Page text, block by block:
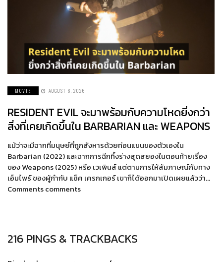
MOVIE AUGUST 6, 2026
RESIDENT EVIL จะมาพร้อมกับความโหดยิ่งกว่า
สิ่งที่เคยเกิดขึ้นใน BARBARIAN และ WEAPONS
แม้ว่าจะมีฉากที่มนุษย์ที่ถูกสังหารด้วยท่อนแขนของตัวเองใน
Barbarian (2022) และฉากการฉีกทึ้งร่างสุดสยองในตอนท้ายเรื่อง
ของ Weapons (2025) หรือ เวเพินส์ แต่ตามการให้สัมภาษณ์กับทาง
เอ็มไพร์ ของผู้กำกับ แซ็ค เครกเกอร์ เขาก็ได้ออกมาเปิดเผยแล้วว่า…
Comments comments
216 PINGS & TRACKBACKS